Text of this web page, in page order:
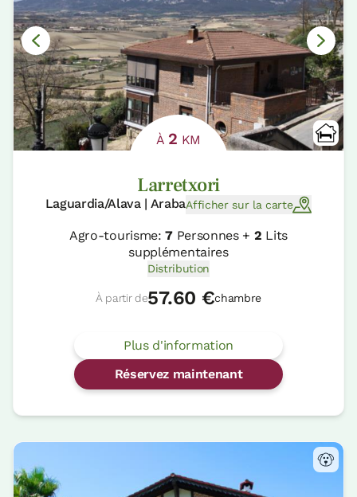
À 2 KM
Larretxori
Laguardia/Alava | ArabaAfficher sur la carte
Agro-tourisme:7Personnes + 2 Lits
supplémentaires
Distribution
À partir de57.60 €chambre
Plus d'information
Réservez maintenant